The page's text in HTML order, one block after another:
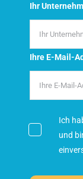
Ihr
Ihre E-Mail-
Ich
und